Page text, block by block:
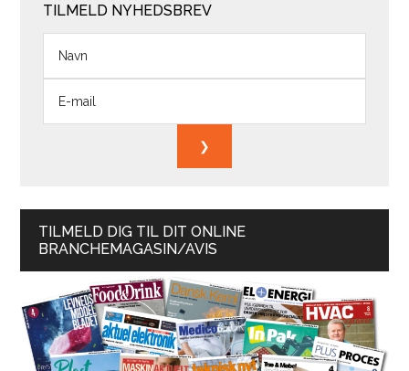
TILMELD NYHEDSBREV
TILMELD DIG TIL DIT ONLINE
BRANCHEMAGASIN/AVIS